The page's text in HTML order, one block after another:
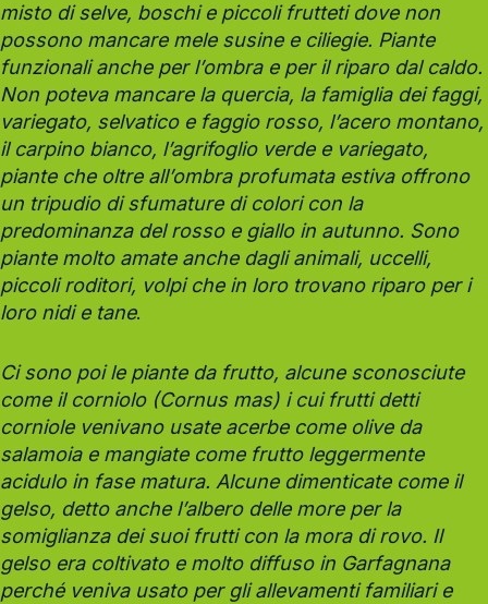
misto di selve, boschi e piccoli frutteti dove non
possono mancare mele susine e ciliegie. Piante
funzionali anche per l’ombra e per il riparo dal caldo.
Non poteva mancare la quercia, la famiglia dei faggi,
variegato, selvatico e faggio rosso, l’acero montano,
il carpino bianco, l’agrifoglio verde e variegato,
piante che oltre all’ombra profumata estiva offrono
un tripudio di sfumature di colori con la
predominanza del rosso e giallo in autunno. Sono
piante molto amate anche dagli animali, uccelli,
piccoli roditori, volpi che in loro trovano riparo per i
loro nidi e tane.
Ci sono poi le piante da frutto, alcune sconosciute
come il corniolo (Cornus mas) i cui frutti detti
corniole venivano usate acerbe come olive da
salamoia e mangiate come frutto leggermente
acidulo in fase matura. Alcune dimenticate come il
gelso, detto anche l’albero delle more per la
somiglianza dei suoi frutti con la mora di rovo. Il
gelso era coltivato e molto diffuso in Garfagnana
perché veniva usato per gli allevamenti familiari e